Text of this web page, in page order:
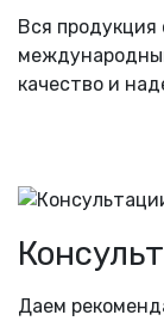
Вся
качество и
Даем